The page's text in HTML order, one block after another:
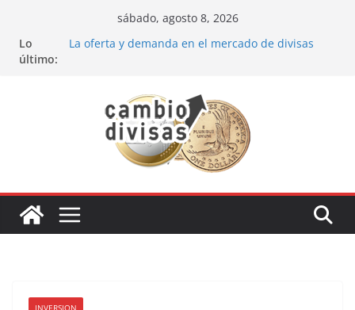
contenido
sábado, agosto 8, 2026
Lo
último:
La oferta y demanda en el mercado de divisas
Oportunidades de inversión en el sector petrolero
en 2024
Los bancos más recomendados para invertir en
Estrategia de los soldados Forex
INVERSION